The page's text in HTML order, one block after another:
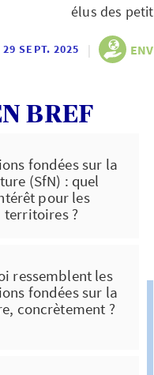
élus des
29 SEPT. 2025 |
BREF
fondées sur la
(SfN) : quel
pour les
territoires ?
ressemblent les
fondées sur la
concrètement ?